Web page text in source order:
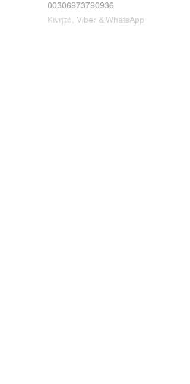
00306973790936
Κινητό, Viber & WhatsApp